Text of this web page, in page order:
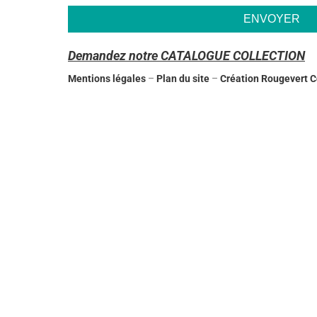
Demandez notre CATALOGUE COLLECTION
Mentions légales – Plan du site – Création Rougevert